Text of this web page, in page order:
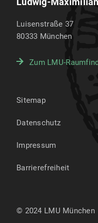
Luisenstraße 37
80333 München
Zum LMU-
Sitemap
Datenschutz
Impressum
Barrierefreiheit
© 2024 LMU München